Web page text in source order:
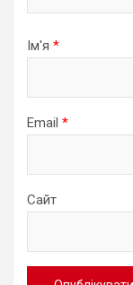
Ім'я *
Email *
Сайт